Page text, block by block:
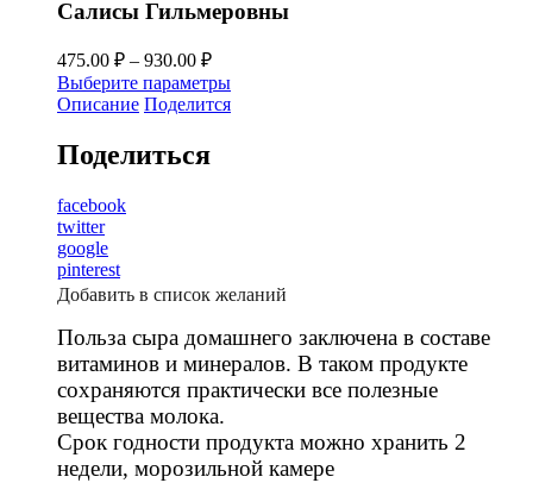
Салисы Гильмеровны
475.00 ₽ – 930.00 ₽
Выберите параметры
Описание Поделится
Поделиться
facebook
twitter
google
pinterest
Добавить в список желаний
Польза сыра домашнего заключена в составе
витаминов и минералов. В таком продукте
сохраняются практически все полезные
вещества молока.
Срок годности продукта можно хранить 2
недели, морозильной камере